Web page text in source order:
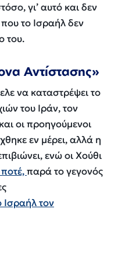
γι’ αυτό και δεν
το Ισραήλ δεν
του.
Αντίστασης»
να καταστρέψει το
του Ιράν, τον
οι προηγούμενοι
εν μέρει, αλλά η
ενώ οι Χούθι
παρά το γεγονός
τον